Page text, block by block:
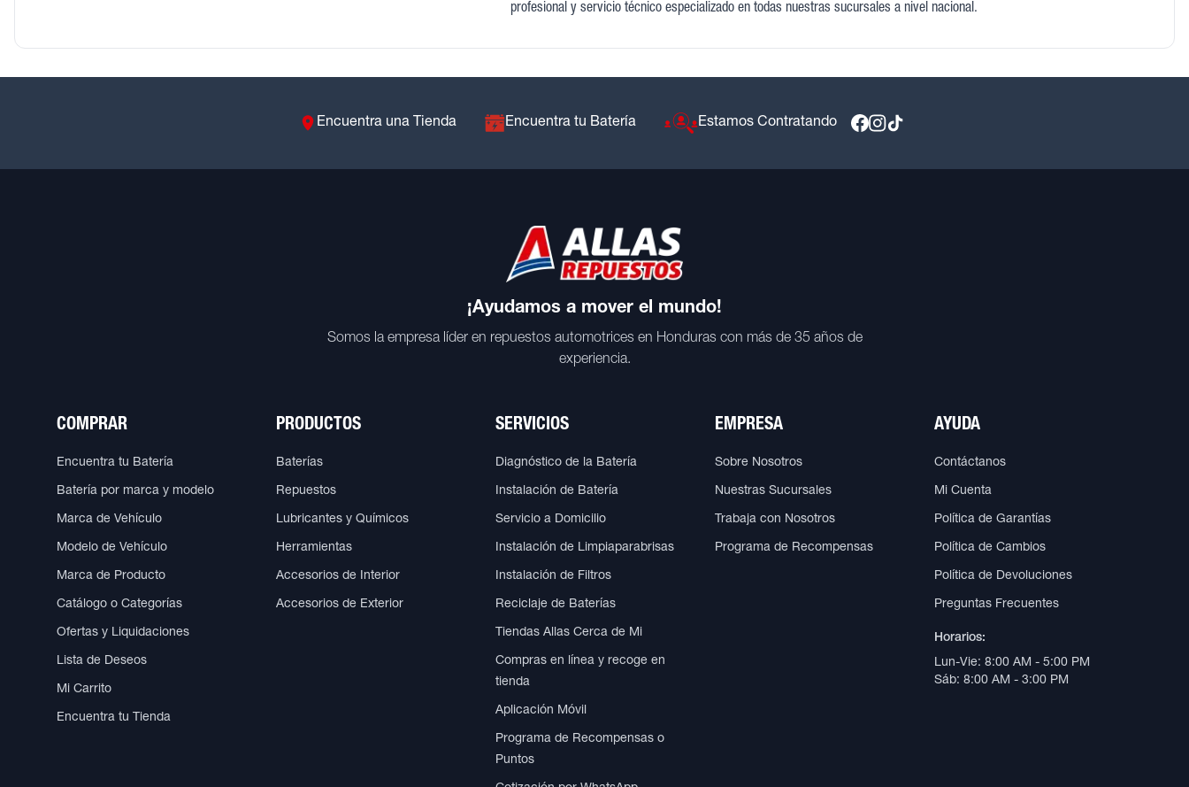
profesional y servicio técnico especializado en todas nuestras sucursales a nivel nacional.
Encuentra una Tienda Encuentra tu Batería Estamos Contratando
¡Ayudamos a mover el mundo!
Somos la empresa líder en repuestos automotrices en Honduras con más de 35 años de
experiencia.
COMPRAR
Encuentra tu Batería
Batería por marca y modelo
Marca de Vehículo
Modelo de Vehículo
Marca de Producto
Catálogo o Categorías
Ofertas y Liquidaciones
Lista de Deseos
Mi Carrito
Encuentra tu Tienda
PRODUCTOS
Baterías
Repuestos
Lubricantes y Químicos
Herramientas
Accesorios de Interior
Accesorios de Exterior
SERVICIOS
Diagnóstico de la Batería
Instalación de Batería
Servicio a Domicilio
Instalación de Limpiaparabrisas
Instalación de Filtros
Reciclaje de Baterías
Tiendas Allas Cerca de Mi
Compras en línea y recoge en
tienda
Aplicación Móvil
Programa de Recompensas o
Puntos
EMPRESA
Sobre Nosotros
Nuestras Sucursales
Trabaja con Nosotros
Programa de Recompensas
AYUDA
Contáctanos
Mi Cuenta
Política de Garantías
Política de Cambios
Política de Devoluciones
Preguntas Frecuentes
Horarios:
Lun-Vie: 8:00 AM - 5:00 PM
Sáb: 8:00 AM - 3:00 PM